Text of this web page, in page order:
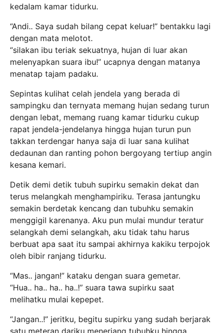
kedalam kamar tidurku.
“Andi.. Saya sudah bilang cepat keluar!” bentakku lagi
dengan mata melotot.
“silakan ibu teriak sekuatnya, hujan di luar akan
melenyapkan suara ibu!” ucapnya dengan matanya
menatap tajam padaku.
Sepintas kulihat celah jendela yang berada di
sampingku dan ternyata memang hujan sedang turun
dengan lebat, memang ruang kamar tidurku cukup
rapat jendela-jendelanya hingga hujan turun pun
takkan terdengar hanya saja di luar sana kulihat
dedaunan dan ranting pohon bergoyang tertiup angin
kesana kemari.
Detik demi detik tubuh supirku semakin dekat dan
terus melangkah menghampiriku. Terasa jantungku
semakin berdetak kencang dan tubuhku semakin
menggigil karenanya. Aku pun mulai mundur teratur
selangkah demi selangkah, aku tidak tahu harus
berbuat apa saat itu sampai akhirnya kakiku terpojok
oleh bibir ranjang tidurku.
“Mas.. jangan!” kataku dengan suara gemetar.
“Hua.. ha.. ha.. ha..!” suara tawa supirku saat
melihatku mulai kepepet.
“Jangan..!” jeritku, begitu supirku yang sudah berjarak
satu meteran dariku menerjang tubuhku hingga